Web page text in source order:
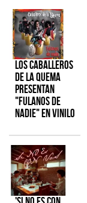
Los Caballeros
de la Quema
presentan
"Fulanos de
Nadie" en vinilo